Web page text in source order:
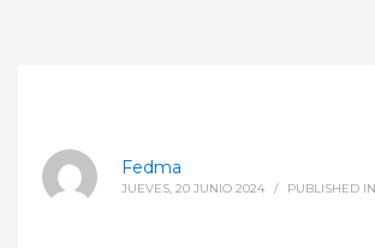
Fedma
JUEVES, 20 JUNIO 2024 / PUBLISHED IN